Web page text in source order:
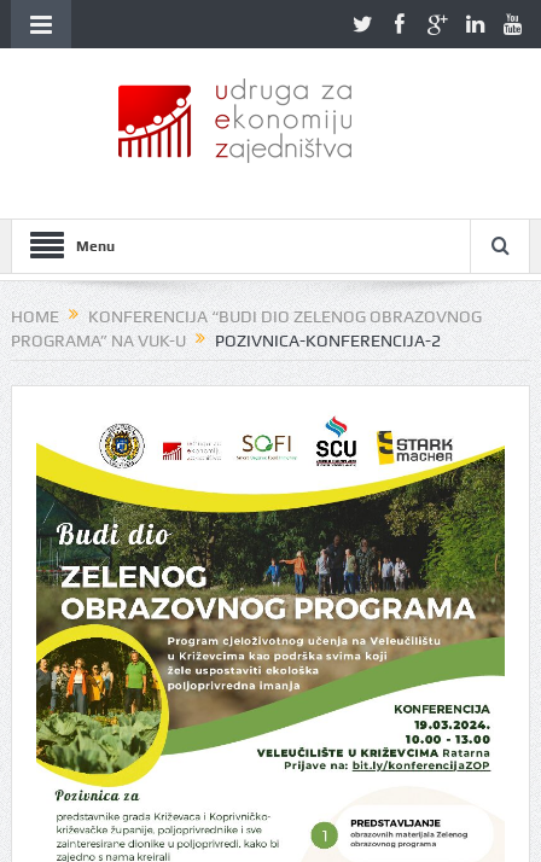
Menu
HOME
KONFERENCIJA “BUDI DIO ZELENOG OBRAZOVNOG
PROGRAMA” NA VUK-U
POZIVNICA-KONFERENCIJA-2